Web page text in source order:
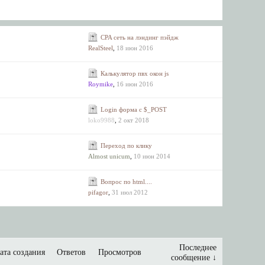
CPA сеть на лэндинг пэйдж
RealSteel
18 июн 2016
Калькулятор пвх окон js
Roymike, 16 июн 2016
Login форма с $_POST
loko9988 2 окт 2018
Переход по клику
Almost unicum
10 июн 2014
Вопрос по html....
pifagor, 31 июл 2012
создания Ответов Просмотров
Последнее
сообщение ↓